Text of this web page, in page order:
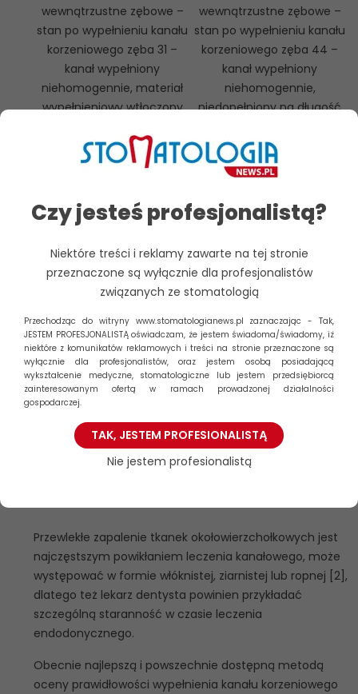
Czy jesteś profesjonalistą?
Niektóre treści i reklamy zawarte na tej stronie
przeznaczone są wyłącznie dla profesjonalistów
związanych ze stomatologią
Przechodząc do witryny www.stomatologianews.pl zaznaczając - Tak,
JESTEM PROFESJONALISTĄ oświadczam, że jestem świadoma/świadomy, iż
niektóre z komunikatów reklamowych i treści na stronie przeznaczone są
wyłącznie dla profesjonalistów, oraz jestem osobą posiadającą
wykształcenie medyczne, stomatologiczne lub jestem przedsiębiorcą
zainteresowanym ofertą w ramach prowadzonej działalności
gospodarczej.
TAK, JESTEM PROFESIONALISTĄ
Nie jestem profesionalistą
wewnątrzustne zębowe –
stan po wypełnieniu kanału
korzeniowego zęba 31 –
kanał wypełniony
niehomogennie, materiał
wypełnieniowy wtłoczony
poszerzona szpara ozębnej.
wewnątrzustne zębowe –
stan po wypełnieniu kanału
korzeniowego zęba 44 –
kanał wypełniony
niehomogennie,
niedopełniony na długość
kości dobrze odgraniczony
od otoczenia, o wymiarach
korzeniami 44-43
powodujący
pantomograficzne – stan
po wypełnieniu kanału
korzeniowego zęba 12 –
kanał wypełniony
niehomogennie, widoczna
zmiana okołowierzchołkowa.
Zęby 22, 25, 32, 45 – brak
homogenności wypełnienia
pantomograficzne – stan
po wypełnieniu kanałów
zęba 45, 46. Niehomogenne
wypełnienie kanału
zęba 46. Obecna zmiana
okołowierzchołkowa przy
korzeniu mezjalnym zęba
Przewlekłe zapalenie tkanek okołowierzchołkowych jest
najczęstszym powikłaniem leczenia kanałowego, może
występować w formie włóknistej, ziarnistej lub ropnej [2],
dlatego też lekarz dentysta powinien przykładać
szczególną staranność w czasie leczenia
endodonycznego.
Obecnie najlepszą i powszechnie dostępną metodą
oceny prawidłowości wypełnienia kanału korzeniowego